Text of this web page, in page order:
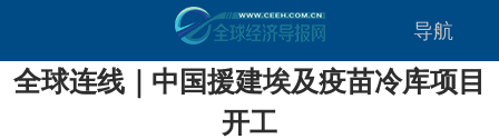
导航
全球连线｜中国援建埃及疫苗冷库项目
开工